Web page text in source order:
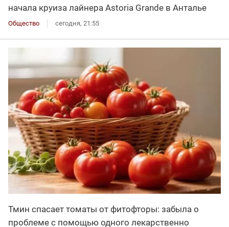
начала круиза лайнера Astoria Grande в Анталье
Общество сегодня, 21:55
Тмин спасает томаты от фитофторы: забыла о
проблеме с помощью одного лекарственно